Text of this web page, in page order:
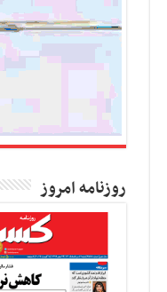
روزنامه امروز